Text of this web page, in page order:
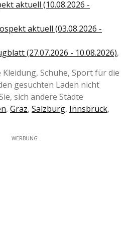
aktuell (10.08.2026 -
aktuell (03.08.2026 -
(27.07.2026 - 10.08.2026),
Schuhe, Sport für die
gesuchten Laden nicht
sich andere Städte
, Graz, Salzburg, Innsbruck,
WERBUNG